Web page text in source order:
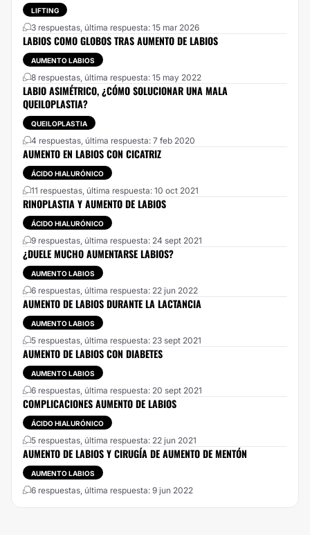
LIFTING
3 respuestas, última respuesta: 15 mar 2026
LABIOS COMO GLOBOS TRAS AUMENTO DE LABIOS
AUMENTO LABIOS
8 respuestas, última respuesta: 15 may 2022
LABIO ASIMÉTRICO, ¿CÓMO SOLUCIONAR UNA MALA
QUEILOPLASTIA?
QUEILOPLASTIA
4 respuestas, última respuesta: 7 feb 2020
AUMENTO EN LABIOS CON CICATRIZ
ÁCIDO HIALURÓNICO
11 respuestas, última respuesta: 10 oct 2021
RINOPLASTIA Y AUMENTO DE LABIOS
ÁCIDO HIALURÓNICO
9 respuestas, última respuesta: 24 sept 2021
¿DUELE MUCHO AUMENTARSE LABIOS?
AUMENTO LABIOS
6 respuestas, última respuesta: 22 jun 2022
AUMENTO DE LABIOS DURANTE LA LACTANCIA
AUMENTO LABIOS
5 respuestas, última respuesta: 23 sept 2021
AUMENTO DE LABIOS CON DIABETES
AUMENTO LABIOS
6 respuestas, última respuesta: 20 sept 2021
COMPLICACIONES AUMENTO DE LABIOS
ÁCIDO HIALURÓNICO
5 respuestas, última respuesta: 22 jun 2021
AUMENTO DE LABIOS Y CIRUGÍA DE AUMENTO DE MENTÓN
AUMENTO LABIOS
6 respuestas, última respuesta: 9 jun 2022